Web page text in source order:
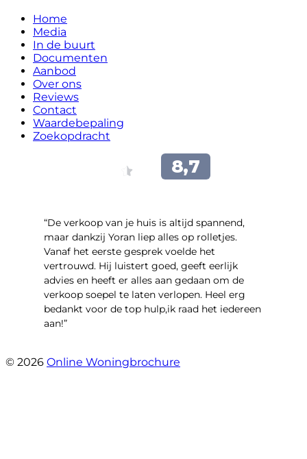
Home
Media
In de buurt
Documenten
Aanbod
Over ons
Reviews
Contact
Waardebepaling
Zoekopdracht
“​De verkoop van je huis is altijd spannend,
maar dankzij Yoran liep alles op rolletjes.
Vanaf het eerste gesprek voelde het
vertrouwd. Hij luistert goed, geeft eerlijk
advies en heeft er alles aan gedaan om de
verkoop soepel te laten verlopen. Heel erg
bedankt voor de top hulp,ik raad het iedereen
aan!”
© 2026 Online Woningbrochure